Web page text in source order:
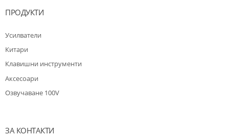
ПРОДУКТИ
Усилватели
Китари
Клавишни инструменти
Аксесоари
Озвучаване 100V
ЗА КОНТАКТИ